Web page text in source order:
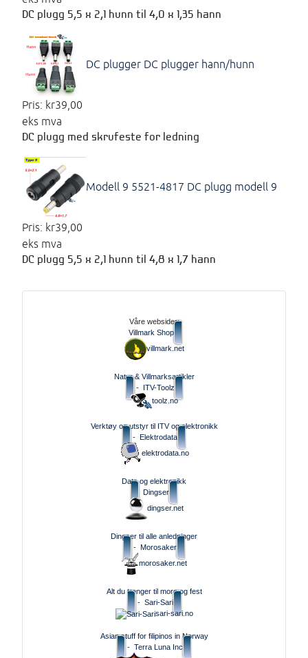
DC plugg 5,5 x 2,1 hunn til 4,0 x 1,35 hann
DC plugger DC plugger hann/hunn
Pris: kr39,00
eks mva
DC plugg med skrufeste for ledning
Modell 9 5521-4817 DC plugg modell 9
Pris: kr39,00
eks mva
DC plugg 5,5 x 2,1 hunn til 4,8 x 1,7 hann
Våre websider:
Villmark Shop
villmark.net
Natur & Villmarksartikler
- ITV-Toolz
toolz.no
Verktøy og utstyr til ITV og elektronikk
- Elektrodata
elektrodata.no
Data og elektronikk
Dingser
dingser.net
Dingser til alle anledninger
- Morosaker
morosaker.net
Alt du trenger til moro og fest
- Sari-Sari
sari-sari.no
Asian stuff for filipinos in Norway
- Terra Luna Inc